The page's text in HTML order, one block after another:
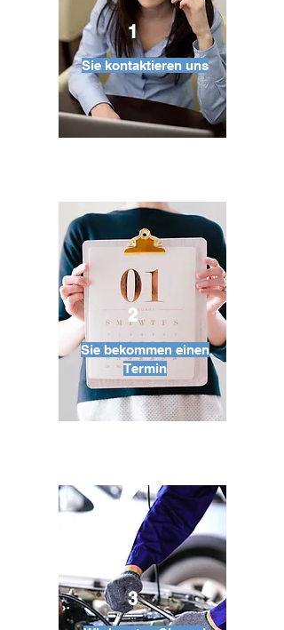
1
Sie kontaktieren uns
2
Sie bekommen einen
Termin
3